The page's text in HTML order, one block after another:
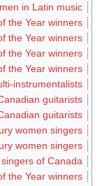
Women in Latin music
of the Year winners
of the Year winners
of the Year winners
of the Year winners
multi-instrumentalists
Canadian guitarists
Canadian guitarists
women singers
women singers
singers of Canada
of the Year winners